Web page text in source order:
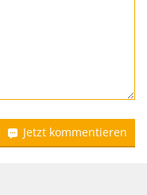
Jetzt kommentieren